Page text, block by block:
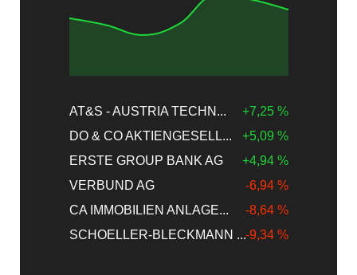
AT&S - AUSTRIA TECHN...
+7,25 %
DO & CO AKTIENGESELL...
+5,09 %
ERSTE GROUP BANK AG
+4,94 %
VERBUND AG
-6,94 %
CA IMMOBILIEN ANLAGE...
-8,64 %
SCHOELLER-BLECKMANN ...-9,34 %